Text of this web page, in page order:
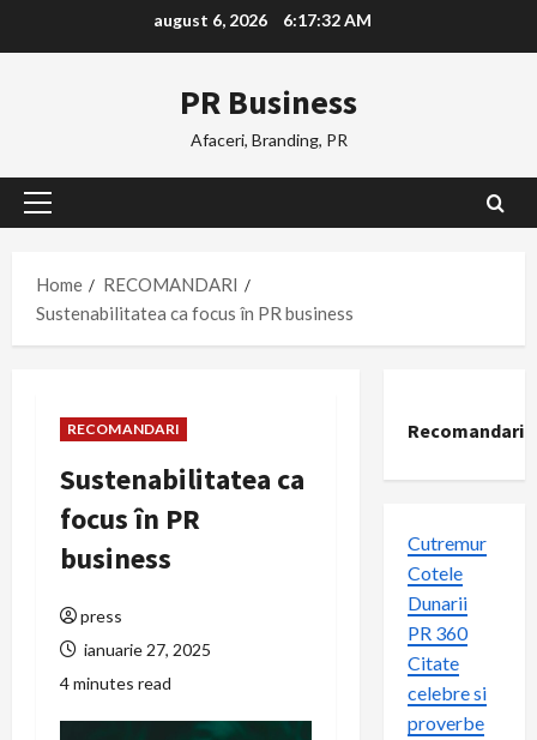
august 6, 2026 6:17:33 AM
PR Business
Afaceri, Branding, PR
Primary
Home
RECOMANDARI
Sustenabilitatea ca focus în PR business
RECOMANDARI
Sustenabilitatea ca
focus în PR
business
press
ianuarie 27, 2025
4 minutes read
Recomandari
Cutremur
Cotele
Dunarii
PR 360
Citate
celebre si
proverbe